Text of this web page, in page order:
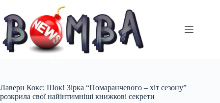
вмісту
Лаверн Кокс: Шок! Зірка “Помаранчевого – хіт сезону”
розкрила свої найінтимніші книжкові секрети